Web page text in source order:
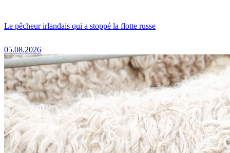
Le pêcheur irlandais qui a stoppé la flotte russe
05.08.2026